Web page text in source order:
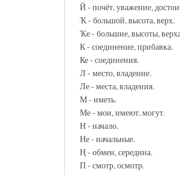
Й - почёт, уважение,
Ҡ - большой, высота, верх.
Ҡе - большие, высоты,
К - соединение, прибавка.
Ке - соединения.
Л - место, владение.
Ле - места, владения.
М - иметь.
Ме - мои, имеют, могут.
Н - начало.
Не - начальные.
Ң - обмен, середина.
П - смотр, осмотр.